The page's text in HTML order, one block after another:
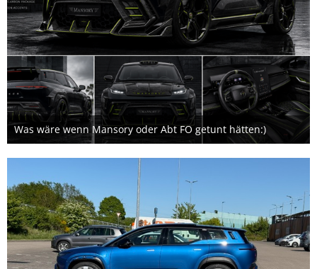
Was wäre wenn Mansory oder Abt FO getunt hätten:)
15. Juli 2026